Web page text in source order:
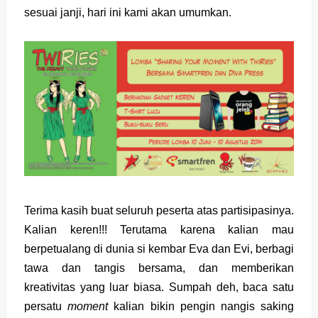
sesuai janji, hari ini kami akan umumkan.
Terima kasih buat seluruh peserta atas partisipasinya.
Kalian keren!!! Terutama karena kalian mau
berpetualang di dunia si kembar Eva dan Evi, berbagi
tawa dan tangis bersama, dan memberikan
kreativitas yang luar biasa. Sumpah deh, baca satu
persatumomentkalian bikin pengin nangis saking